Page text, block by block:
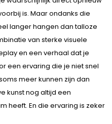
is. Maar ondanks die
langer hangen dan talloze
van sterke visuele
en een verhaal dat je
een ervaring die je niet snel
meer kunnen zijn dan
kunst nog altijd een
heeft. En die ervaring is zeker